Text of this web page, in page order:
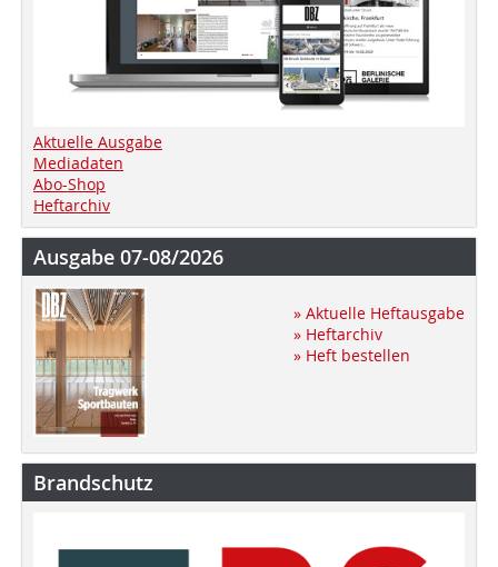
Aktuelle Ausgabe
Mediadaten
Abo-Shop
Heftarchiv
Ausgabe 07-08/2026
» Aktuelle Heftausgabe
» Heftarchiv
» Heft bestellen
Brandschutz